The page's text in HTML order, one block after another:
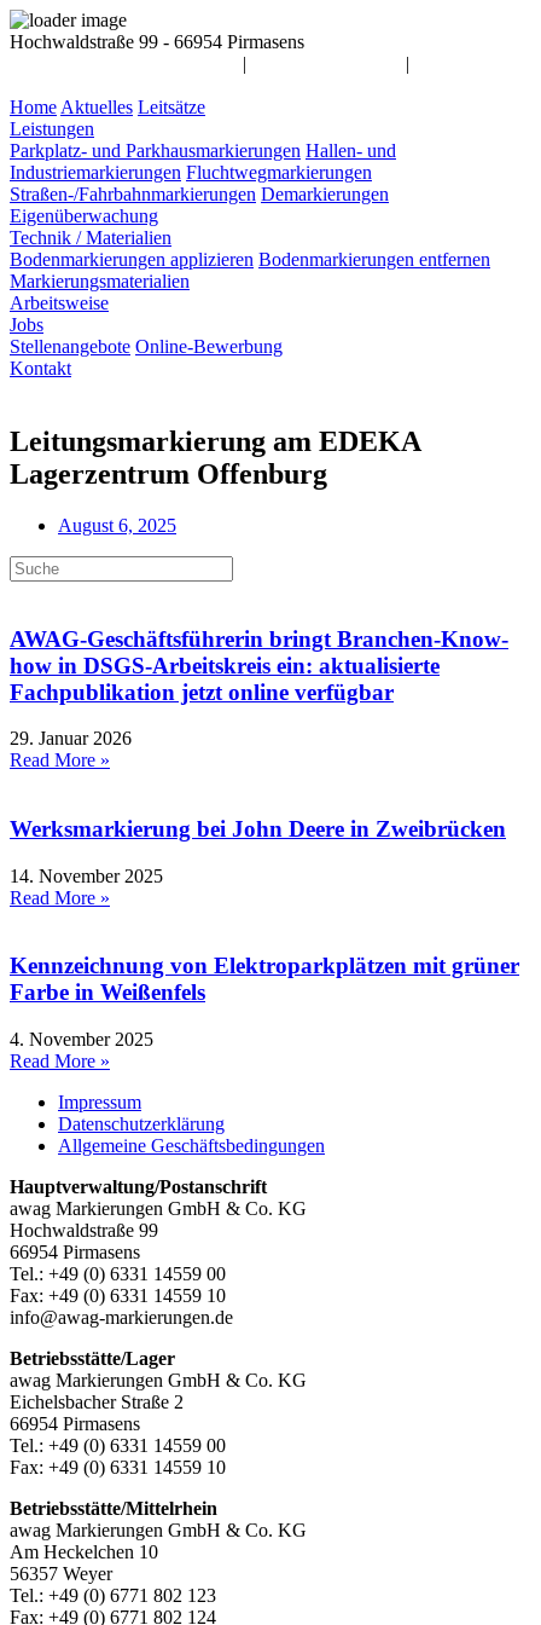
Hochwaldstraße 99 - 66954 Pirmasens
| |
Home Aktuelles Leitsätze
Leistungen
Parkplatz- und Parkhausmarkierungen Hallen- und
Industriemarkierungen Fluchtwegmarkierungen
Straßen-/Fahrbahnmarkierungen Demarkierungen
Eigenüberwachung
Technik / Materialien
Bodenmarkierungen applizieren Bodenmarkierungen entfernen
Markierungsmaterialien
Arbeitsweise
Jobs
Stellenangebote Online-Bewerbung
Kontakt
Leitungsmarkierung am EDEKA
Lagerzentrum Offenburg
August 6, 2025
AWAG-Geschäftsführerin bringt Branchen-Know-
how in DSGS-Arbeitskreis ein: aktualisierte
Fachpublikation jetzt online verfügbar
29. Januar 2026
Read More »
Werksmarkierung bei John Deere in Zweibrücken
14. November 2025
Read More »
Kennzeichnung von Elektroparkplätzen mit grüner
Farbe in Weißenfels
4. November 2025
Read More »
Impressum
Datenschutzerklärung
Allgemeine Geschäftsbedingungen
Hauptverwaltung/Postanschrift
awag Markierungen GmbH & Co. KG
Hochwaldstraße 99
66954 Pirmasens
Tel.: +49 (0) 6331 14559 00
Fax: +49 (0) 6331 14559 10
info@awag-markierungen.de
Betriebsstätte/Lager
awag Markierungen GmbH & Co. KG
Eichelsbacher Straße 2
66954 Pirmasens
Tel.: +49 (0) 6331 14559 00
Fax: +49 (0) 6331 14559 10
Betriebsstätte/Mittelrhein
awag Markierungen GmbH & Co. KG
Am Heckelchen 10
56357 Weyer
Tel.: +49 (0) 6771 802 123
Fax: +49 (0) 6771 802 124